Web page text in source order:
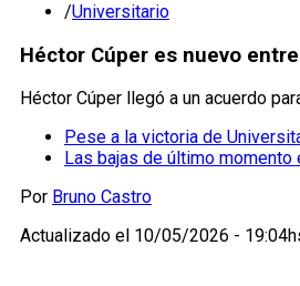
/Universitario
Héctor Cúper es nuevo
Héctor Cúper llegó a un acuerdo
Pese a la victoria de
Las bajas de último
Por Bruno Castro
Actualizado el 10/05/2026 -